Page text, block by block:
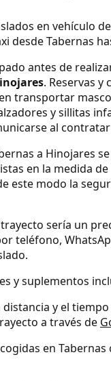
en vehículo
desde Tabernas
antes de
. Reservas y
transportar
y sillitas
al
a Hinojares
en la medida
este modo la
sería un
teléfono,
y suplementos
distancia y el
a través de
en